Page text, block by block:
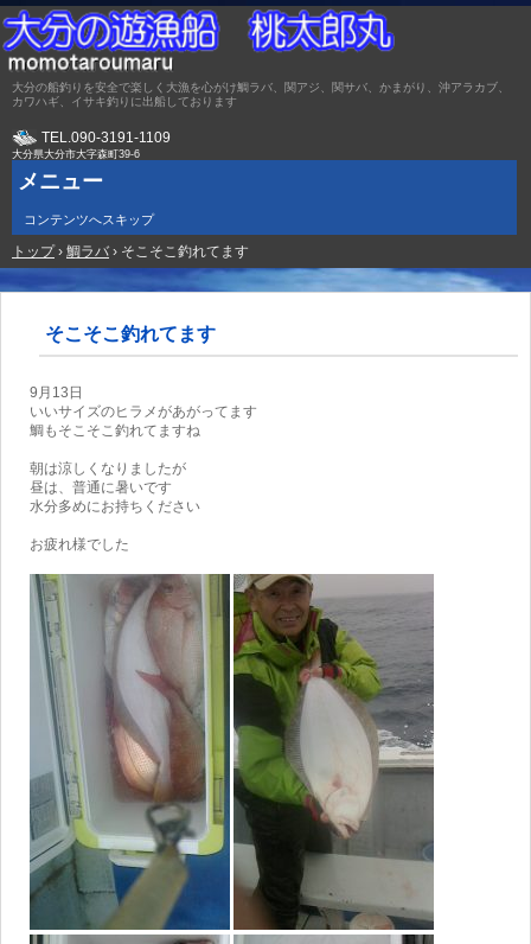
大分の船釣りを安全で楽しく大漁を心がけ鯛ラバ、関アジ、関サバ、かまがり、沖アラカブ、
カワハギ、イサキ釣りに出船しております
TEL.090-3191-1109
大分県大分市大字森町39-6
メニュー
コンテンツへスキップ
トップ › 鯛ラバ › そこそこ釣れてます
そこそこ釣れてます
9月13日
いいサイズのヒラメがあがってます
鯛もそこそこ釣れてますね
朝は涼しくなりましたが
昼は、普通に暑いです
水分多めにお持ちください
お疲れ様でした